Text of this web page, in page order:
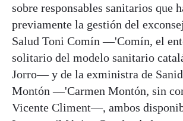
sobre responsables sanitarios que
previamente la gestión del
Salud Toni Comín —'Comín, el
solitario del modelo sanitario
Jorro— y de la exministra de
Montón —'Carmen Montón, sin
Vicente Climent—, ambos